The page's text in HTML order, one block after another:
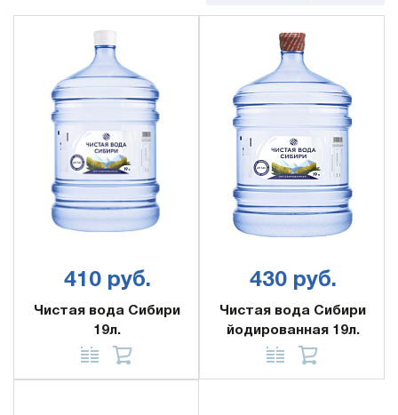
410 руб.
Чистая вода Сибири
19л.
430 руб.
Чистая вода Сибири
йодированная 19л.